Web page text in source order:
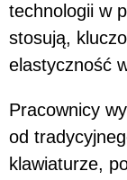
technologii w
stosują,
elastyczność
Pracownicy
od
klawiaturze,